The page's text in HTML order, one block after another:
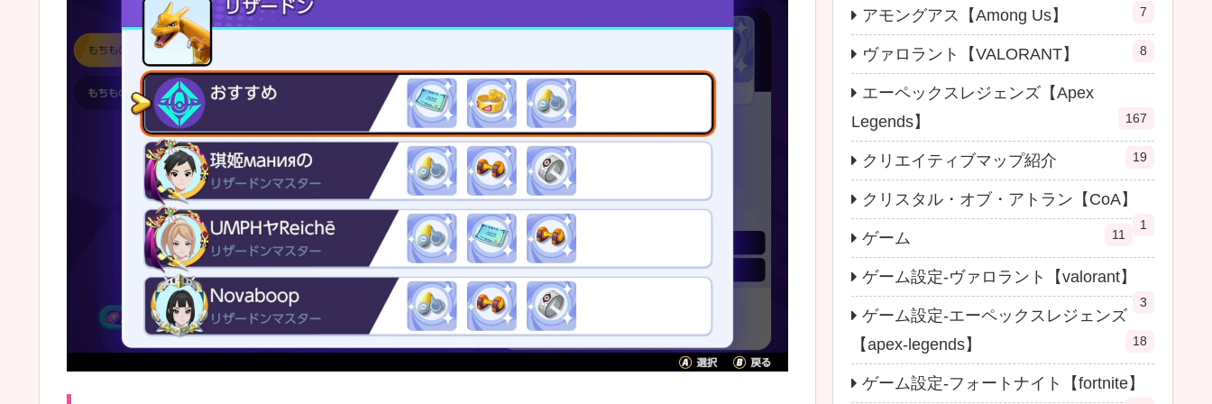
アモングアス【Among Us】 7
ヴァロラント【VALORANT】 8
エーペックスレジェンズ【Apex
Legends】
167
クリエイティブマップ紹介 19
クリスタル・オブ・アトラン【CoA】
1
ゲーム 11
ゲーム設定-ヴァロラント【valorant】
3
ゲーム設定-エーペックスレジェンズ
【apex-legends】
18
ゲーム設定-フォートナイト【fortnite】